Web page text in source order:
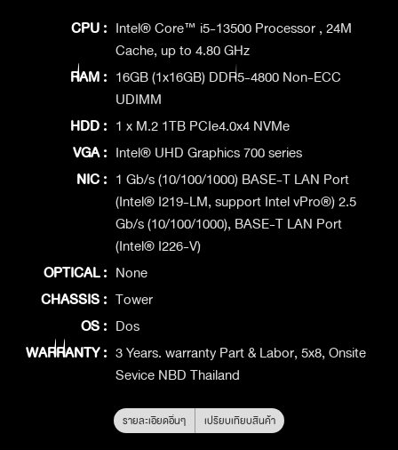
CPU : Intel® Core™ i5-13500 Processor , 24M
Cache, up to 4.80 GHz
RAM : 16GB (1x16GB) DDR5-4800 Non-ECC
UDIMM
HDD : 1 x M.2 1TB PCIe4.0x4 NVMe
VGA : Intel® UHD Graphics 700 series
NIC : 1 Gb/s (10/100/1000) BASE-T LAN Port
(Intel® I219-LM, support Intel vPro®) 2.5
Gb/s (10/100/1000), BASE-T LAN Port
(Intel® I226-V)
OPTICAL : None
CHASSIS : Tower
OS : Dos
WARRANTY : 3 Years. warranty Part & Labor, 5x8, Onsite
Sevice NBD Thailand
รายละเอียดอื่นๆ เปรียบเทียบสินค้า